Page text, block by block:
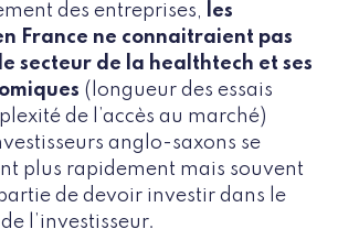
des entreprises,
les
France ne connaitraient pas
secteur de la healthtech et ses
(longueur des essais
de l’accès au marché)
anglo-saxons se
plus rapidement mais souvent
de devoir investir dans le
l’investisseur.